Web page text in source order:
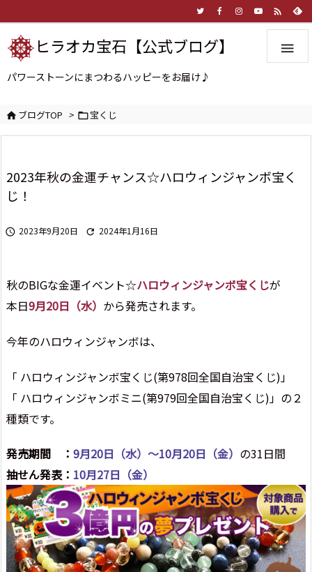


ヒラオカ宝石【公式ブログ】
パワーストーンにまつわるハッピーをお届け♪
ブログTOP > 宝くじ
2023年秋の金運チャンス☆ハロウィンジャンボ宝く
じ！
 2023年9月20日  2024年1月16日
秋のBIGな金運イベント☆ハロウィンジャンボ宝くじが
本日9月20日（水） から発売されます。
今年のハロウィンジャンボは、
「 ハロウィンジャンボ宝くじ(第978回全国自治宝くじ)」
「 ハロウィンジャンボミニ(第979回全国自治宝くじ)」の２
種類です。
発売期間 ： 9月20日（水）～10月20日（金） の31日間
抽せん発表： 10月27日（金）